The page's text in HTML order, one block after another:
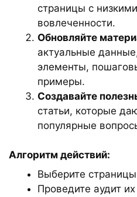
страницы с
вовлеченности.
Обновляйте
актуальные
элементы,
примеры.
Создавайте
статьи, которые
популярные
Алгоритм действий:
Выберите
Проведите аудит